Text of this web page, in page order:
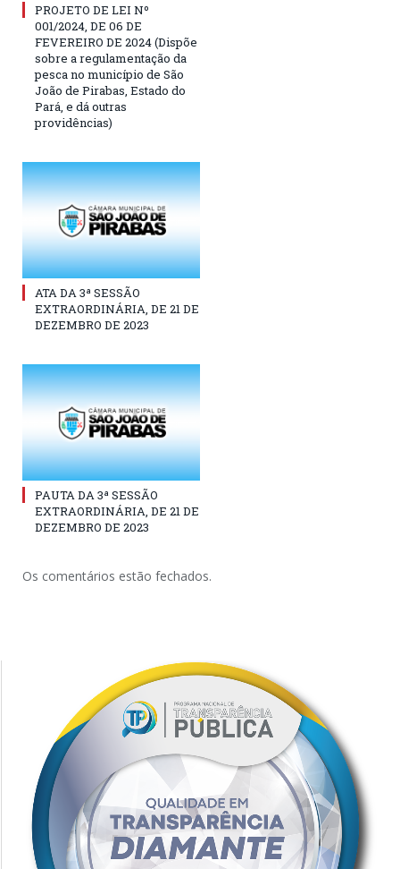
PROJETO DE LEI Nº
001/2024, DE 06 DE
FEVEREIRO DE 2024 (Dispõe
sobre a regulamentação da
pesca no município de São
João de Pirabas, Estado do
Pará, e dá outras
providências)
ATA DA 3ª SESSÃO
EXTRAORDINÁRIA, DE 21 DE
DEZEMBRO DE 2023
PAUTA DA 3ª SESSÃO
EXTRAORDINÁRIA, DE 21 DE
DEZEMBRO DE 2023
Os comentários estão fechados.